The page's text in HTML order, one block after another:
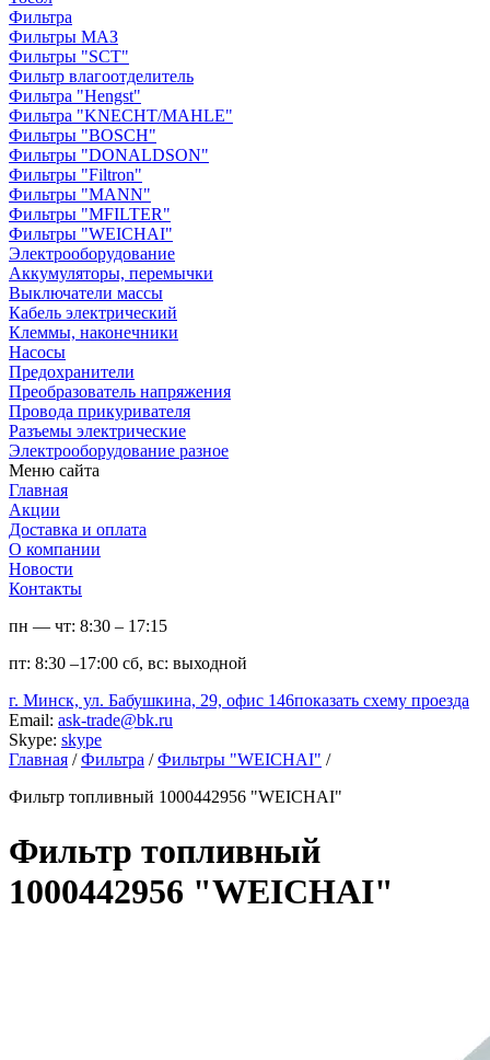
Фильтра
Фильтры МАЗ
Фильтры "SCT"
Фильтр влагоотделитель
Фильтра "Hengst"
Фильтра "KNECHT/MAHLE"
Фильтры "BOSCH"
Фильтры "DONALDSON"
Фильтры "Filtron"
Фильтры "MANN"
Фильтры "MFILTER"
Фильтры "WEICHAI"
Электрооборудование
Аккумуляторы, перемычки
Выключатели массы
Кабель электрический
Клеммы, наконечники
Насосы
Предохранители
Преобразователь напряжения
Провода прикуривателя
Разъемы электрические
Электрооборудование разное
Меню сайта
Главная
Акции
Доставка и оплата
О компании
Новости
Контакты
пн — чт: 8:30 – 17:15
пт: 8:30 –17:00 сб, вс: выходной
г. Минск, ул. Бабушкина, 29, офис 146показать схему проезда
Email: ask-trade@bk.ru
Skype: skype
Главная / Фильтра / Фильтры "WEICHAI" /
Фильтр топливный 1000442956 "WEICHAI"
Фильтр топливный
1000442956 "WEICHAI"